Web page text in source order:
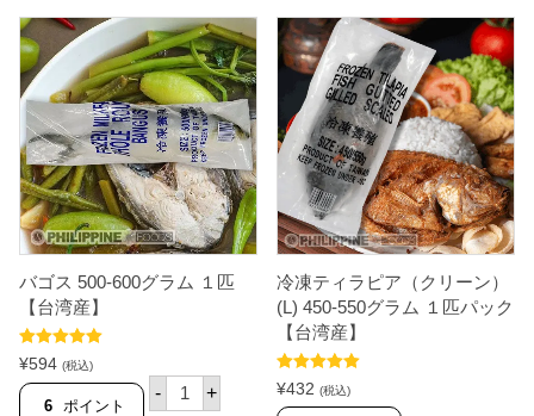
せ
ん
）
2
2
7
g
個
ン
ゴ
ス
ホ
ッ
ト
３
匹
パ
ッ
ク
ケ
ス
【
バゴス 500-600グラム １匹
【台湾産】
5段階中5.00
の評価
¥594 (税込)
6 ポイント
- バ
ゴ
+
冷凍ティラピア（クリーン）
(L) 450-550グラム １匹パック
【台湾産】
5段階中5.00
の評価
¥432 (税込)